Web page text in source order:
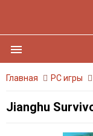
menu
Главная PC игры
Jianghu